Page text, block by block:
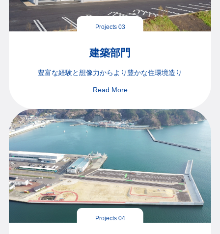
Projects 03
建築部門
豊富な経験と想像力からより豊かな住環境造り
Read More
Projects 04